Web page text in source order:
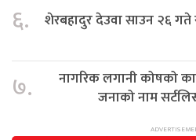
६. शेरबहादुर देउवा साउन २६
७.
नागरिक लगानी कोषको
जनाको नाम